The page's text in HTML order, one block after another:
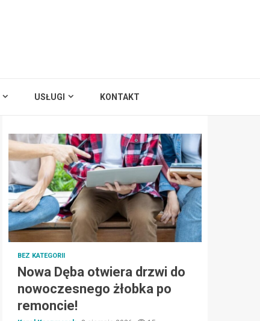
USŁUGI KONTAKT
BEZ KATEGORII
Nowa Dęba otwiera drzwi do
nowoczesnego żłobka po
remoncie!